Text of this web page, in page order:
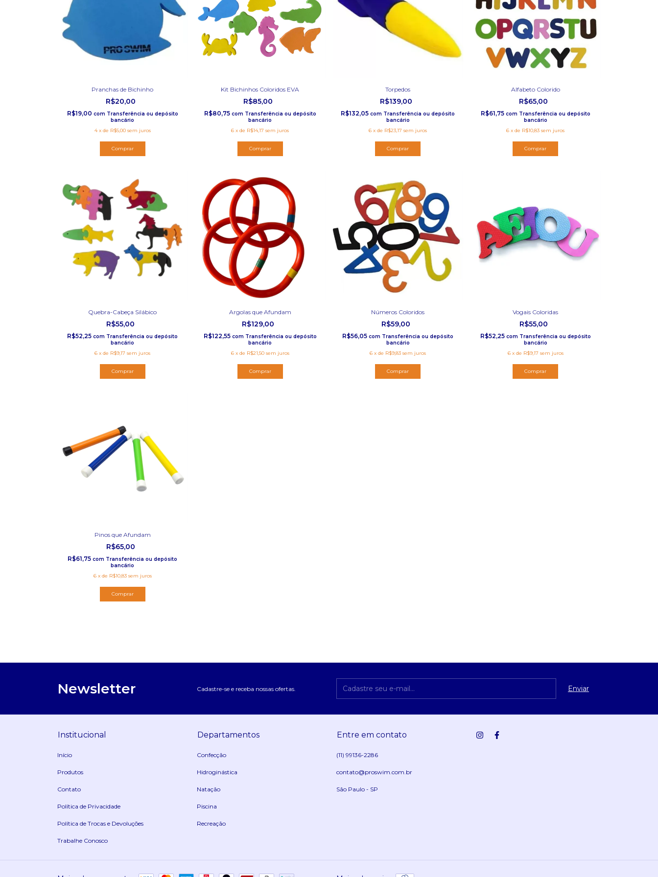
Pranchas de Bichinho
R$20,00
R$19,00 com Transferência ou depósito
bancário
4 x de R$5,00 sem juros
Comprar
Kit Bichinhos Coloridos EVA
R$85,00
R$80,75 com Transferência ou depósito
bancário
6 xde R$14,17 sem juros
Comprar
Torpedos
R$139,00
R$132,05com Transferência ou depósito
bancário
6 xde R$23,17 sem juros
Comprar
Alfabeto Colorido
R$65,00
R$61,75 com Transferência ou depósito
bancário
6 xde R$10,83 sem juros
Quebra-Cabeça Silábico
R$55,00
R$52,25com Transferência ou depósito
bancário
6 xde R$9,17 sem juros
Argolas que Afundam
R$129,00
R$122,55 com Transferência ou depósito
bancário
6 x de R$21,50 sem juros
Números Coloridos
R$59,00
R$56,05com Transferência ou depósito
bancário
6 xde R$9,83 sem juros
Comprar
Vogais Coloridas
R$55,00
R$52,25 com Transferência ou depósito
bancário
6 x de R$9,17 sem juros
Comprar
Pinos que Afundam
R$65,00
R$61,75com Transferência ou depósito
bancário
6 x de R$10,83 sem juros
Newsletter Cadastre-se e receba nossas ofertas.
Institucional
Início
Produtos
Contato
Política de Privacidade
Política de Trocas e Devoluções
Trabalhe Conosco
Departamentos
Confecção
Hidroginástica
Natação
Piscina
Recreação
Entre em contato
(11) 99136-2286
contato@proswim.com.br
São Paulo - SP